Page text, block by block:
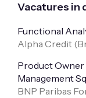
Vacatures in
Functional
Alpha Credit (
Product Owner
Management
BNP Paribas